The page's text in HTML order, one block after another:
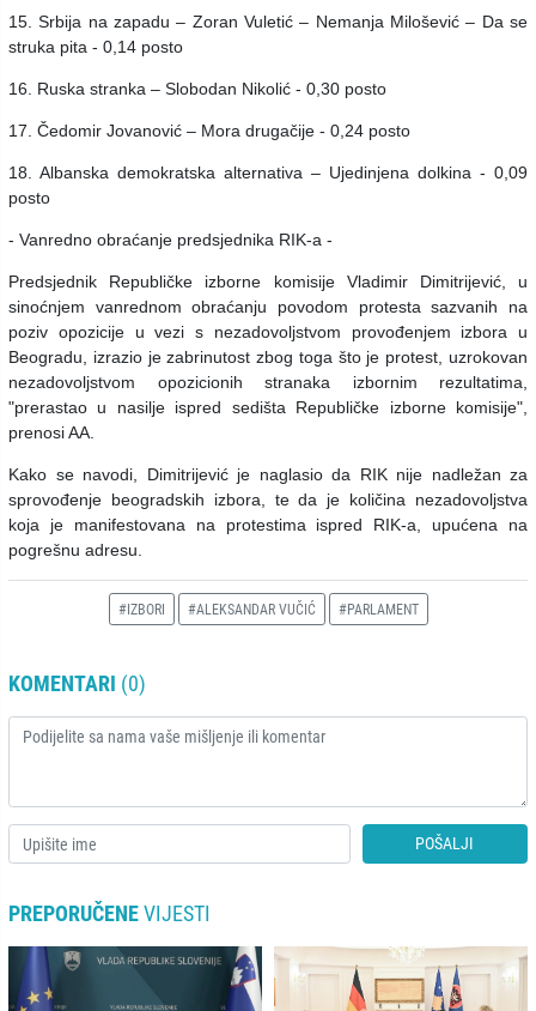
15. Srbija na zapadu – Zoran Vuletić – Nemanja Milošević – Da se
struka pita - 0,14 posto
16. Ruska stranka – Slobodan Nikolić - 0,30 posto
17. Čedomir Jovanović – Mora drugačije - 0,24 posto
18. Albanska demokratska alternativa – Ujedinjena dolkina - 0,09
posto
- Vanredno obraćanje predsjednika RIK-a -
Predsjednik Republičke izborne komisije Vladimir Dimitrijević, u
sinoćnjem vanrednom obraćanju povodom protesta sazvanih na
poziv opozicije u vezi s nezadovoljstvom provođenjem izbora u
Beogradu, izrazio je zabrinutost zbog toga što je protest, uzrokovan
nezadovoljstvom opozicionih stranaka izbornim rezultatima,
"prerastao u nasilje ispred sedišta Republičke izborne komisije",
prenosi AA.
Kako se navodi, Dimitrijević je naglasio da RIK nije nadležan za
sprovođenje beogradskih izbora, te da je količina nezadovoljstva
koja je manifestovana na protestima ispred RIK-a, upućena na
pogrešnu adresu.
#IZBORI #ALEKSANDAR VUČIĆ #PARLAMENT
KOMENTARI (0)
POŠALJI
PREPORUČENEVIJESTI